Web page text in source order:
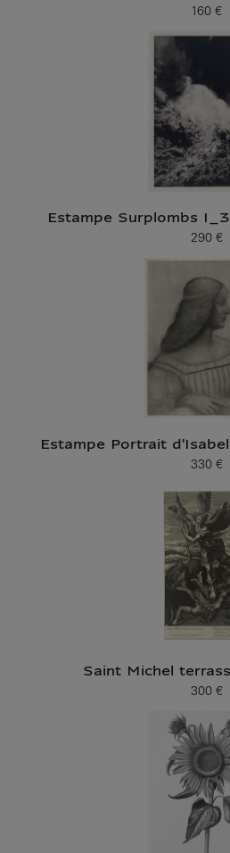
Prix ​​actuel
160 €
Estampe Surplombs
Prix ​​actuel
290 €
Estampe Portrait
Prix ​​actuel
330 €
Saint Michel
Prix ​​actuel
300 €